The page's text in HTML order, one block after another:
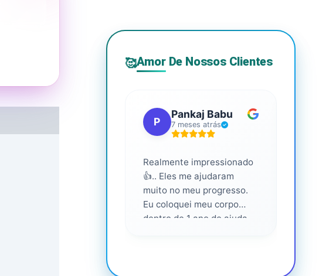
🥰Amor De Nossos Clientes
P
Pankaj Babu
7 meses atrás
Realmente impressionado
👍.. Eles me ajudaram
muito no meu progresso.
Eu coloquei meu corpo
dentro de 1 ano de ajuda